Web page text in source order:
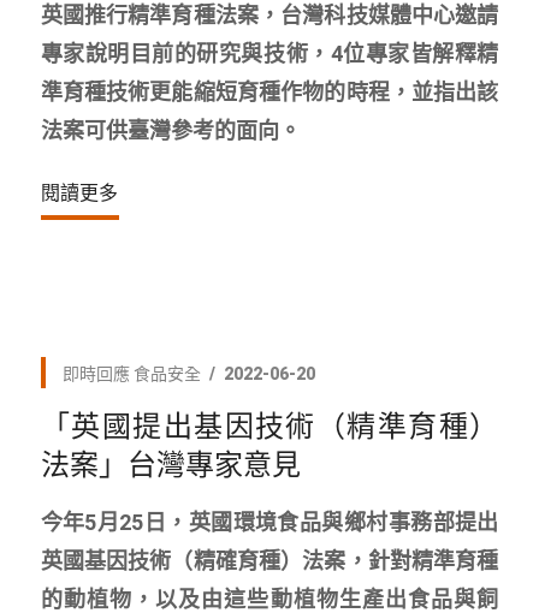
英國推行精準育種法案，台灣科技媒體中心邀請
專家說明目前的研究與技術，4位專家皆解釋精
準育種技術更能縮短育種作物的時程，並指出該
法案可供臺灣參考的面向。
閱讀更多
即時回應 食品安全 2022-06-20
「英國提出基因技術（精準育種）
法案」台灣專家意見
今年5月25日，英國環境食品與鄉村事務部提出
英國基因技術（精確育種）法案，針對精準育種
的動植物，以及由這些動植物生產出食品與飼